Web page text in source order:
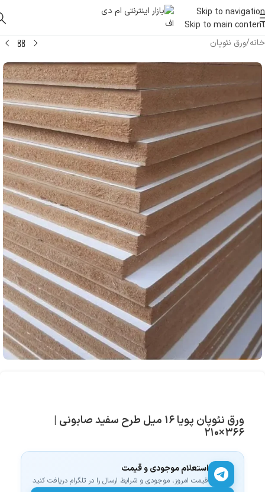
Skip to navigation
Skip to main content
خانه/ورق نئوپان
ورق نئوپان پویا ۱۶ میل طرح سفید صابونی |
۳۶۶×۲۱۰
استعلام موجودی و قیمت
قیمت امروز، موجودی و شرایط ارسال را در تلگرام دریافت کنید